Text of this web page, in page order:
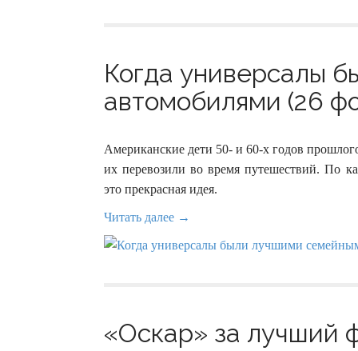
Когда универсалы
автомобилями (26
Американские дети 50- и 60-х годов
их перевозили во время путешествий. По
это прекрасная идея.
Читать далее →
«Оскар» за лучший